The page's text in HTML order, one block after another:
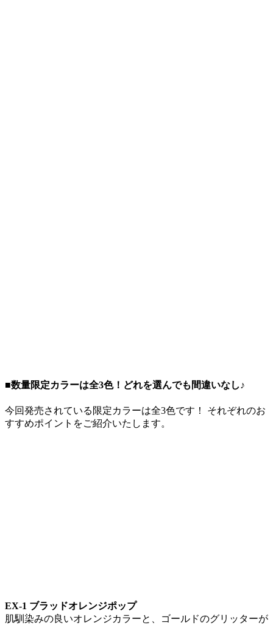
■数量限定カラーは全3色！どれを選んでも間違いなし♪
今回発売されている限定カラーは全3色です！ それぞれのお
すすめポイントをご紹介いたします。
EX-1 ブラッドオレンジポップ
肌馴染みの良いオレンジカラーと、ゴールドのグリッターが